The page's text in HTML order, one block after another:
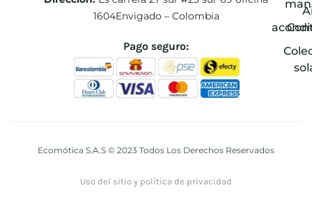
1604Envigado – Colombia
Pago seguro:
Ecomótica S.A.S © 2023 Todos Los Derechos Reservados
Uso del sitio y política de privacidad